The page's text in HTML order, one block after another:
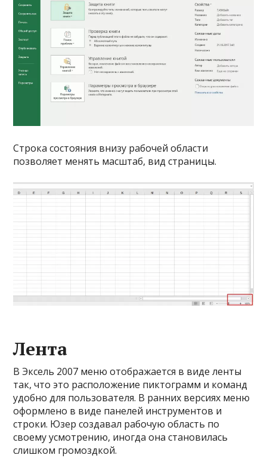
Строка состояния внизу рабочей области
позволяет менять масштаб, вид страницы.
Лента
В Эксель 2007 меню отображается в виде ленты
так, что это расположение пиктограмм и команд
удобно для пользователя. В ранних версиях меню
оформлено в виде панелей инструментов и
строки. Юзер создавал рабочую область по
своему усмотрению, иногда она становилась
слишком громоздкой.